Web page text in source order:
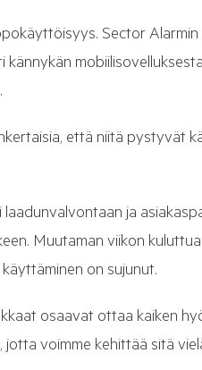
Sector
että niitä pystyvät
ja
Muutaman viikon
on sujunut.
osaavat ottaa kaiken
voimme kehittää sitä